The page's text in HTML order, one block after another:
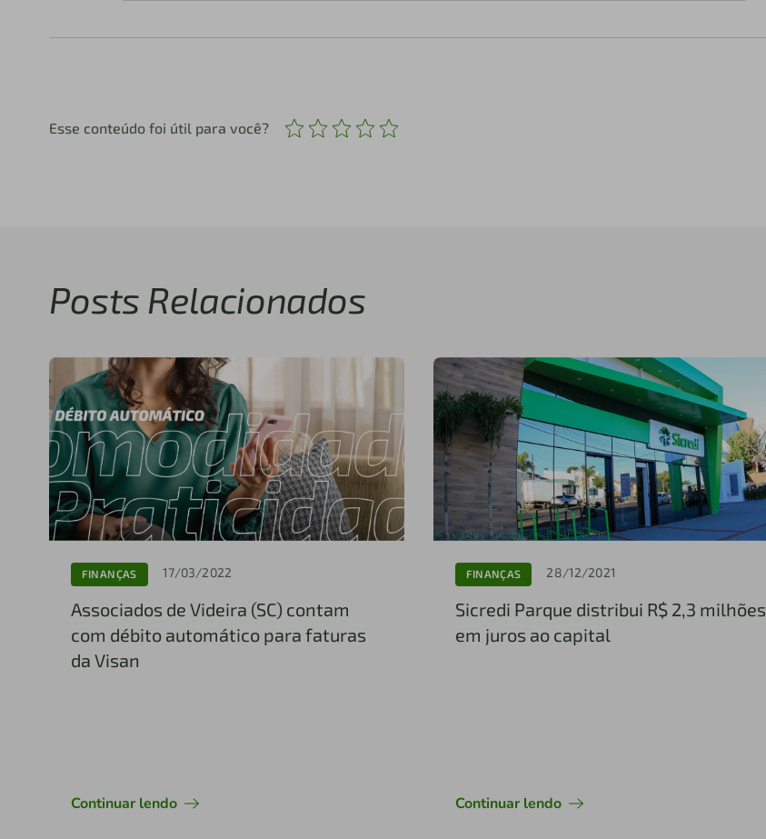
Esse conteúdo foi útil para você?
Posts Relacionados
FINANÇAS 17/03/2022
Associados de Videira (SC) contam
com débito automático para faturas
da Visan
Continuar lendo
FINANÇAS 28/12/2021
Sicredi Parque distribui R$ 2,3 milhões
em juros ao capital
Continuar lendo